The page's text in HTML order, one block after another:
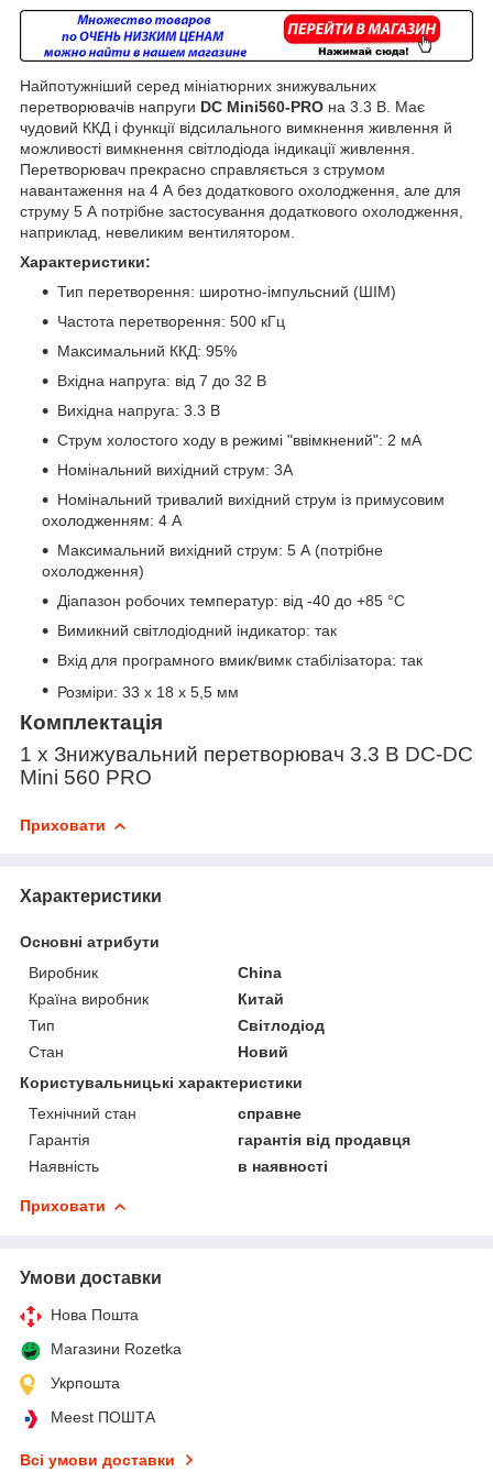
Найпотужніший серед мініатюрних знижувальних
перетворювачів напруги DC Mini560-PRO на 3.3 В. Має
чудовий ККД і функції відсилального вимкнення живлення й
можливості вимкнення світлодіода індикації живлення.
Перетворювач прекрасно справляється з струмом
навантаження на 4 А без додаткового охолодження, але для
струму 5 А потрібне застосування додаткового охолодження,
наприклад, невеликим вентилятором.
Характеристики:
Тип перетворення: широтно-імпульсний (ШІМ)
Частота перетворення: 500 кГц
Максимальний ККД: 95%
Вхідна напруга: від 7 до 32 В
Вихідна напруга: 3.3 В
Струм холостого ходу в режимі "ввімкнений": 2 мА
Номінальний вихідний струм: 3А
Номінальний тривалий вихідний струм із примусовим
охолодженням: 4 А
Максимальний вихідний струм: 5 А (потрібне
охолодження)
Діапазон робочих температур: від -40 до +85 °C
Вимикний світлодіодний індикатор: так
Вхід для програмного вмик/вимк стабілізатора: так
Розміри: 33 x 18 x 5,5 мм
Комплектація
1 x Знижувальний перетворювач 3.3 В DC-DC
Mini 560 PRO
Приховати
Характеристики
Основні атрибути
Виробник
China
Країна виробник
Китай
Тип
Світлодіод
Стан
Новий
Користувальницькі характеристики
Технічний стан
справне
Гарантія
гарантія від продавця
Наявність
в наявності
Приховати
Умови доставки
Нова Пошта
Магазини Rozetka
Укрпошта
Meest ПОШТА
Всі умови доставки